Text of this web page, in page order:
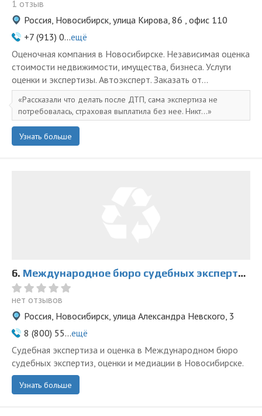
1 отзыв
Россия, Новосибирск, улица Кирова, 86 , офис 110
+7 (913) 0...ещё
Оценочная компания в Новосибирске. Независимая оценка
стоимости недвижимости, имущества, бизнеса. Услуги
оценки и экспертизы. Автоэксперт. Заказать от...
Рассказали что делать после ДТП, сама экспертиза не
потребовалась, страховая выплатила без нее. Никт...
Узнать больше
6. Международное бюро судебных экспертиз, оценки и медиации на Александра Невского
нет отзывов
Россия, Новосибирск, улица Александра Невского, 3
8 (800) 55...ещё
Судебная экспертиза и оценка в Международном бюро
судебных экспертиз, оценки и медиации в Новосибирске.
Узнать больше